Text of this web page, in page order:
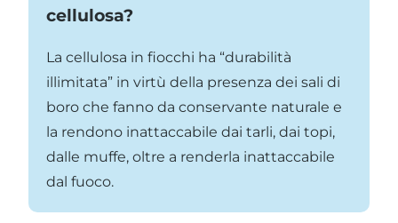
cellulosa?
La cellulosa in fiocchi ha “durabilità
illimitata” in virtù della presenza dei sali di
boro che fanno da conservante naturale e
la rendono inattaccabile dai tarli, dai topi,
dalle muffe, oltre a renderla inattaccabile
dal fuoco.